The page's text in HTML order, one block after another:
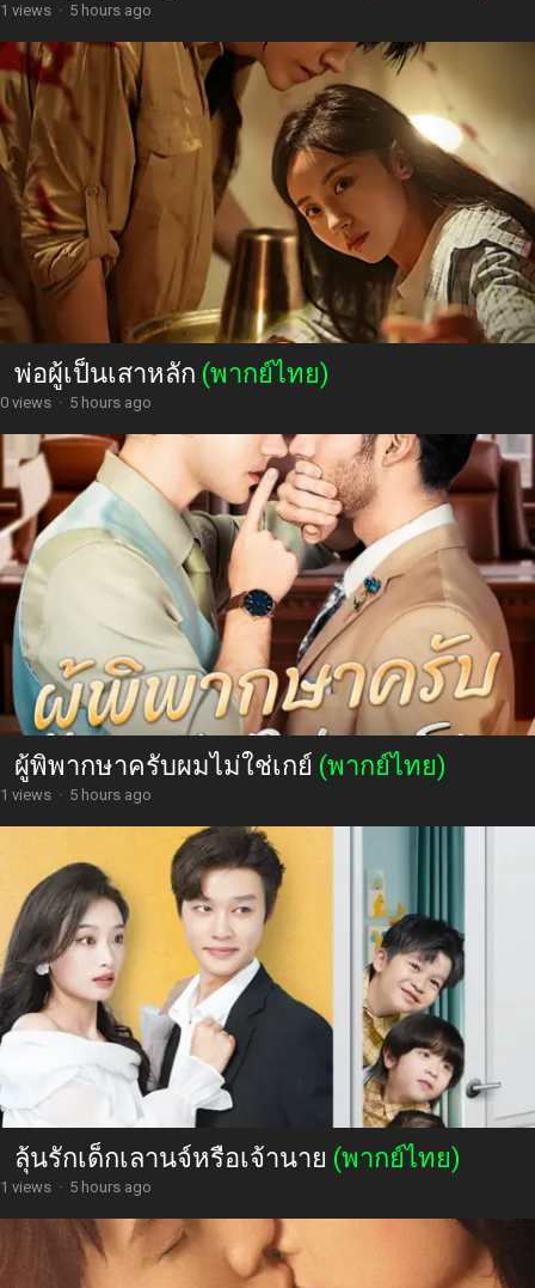
1 views · 5 hours ago
พ่อผู้เป็นเสาหลัก (พากย์ไทย)
0 views · 5 hours ago
ผู้พิพากษาครับผมไม่ใช่เกย์ (พากย์ไทย)
1 views · 5 hours ago
ลุ้นรักเด็กเลานจ์หรือเจ้านาย (พากย์ไทย)
1 views · 5 hours ago